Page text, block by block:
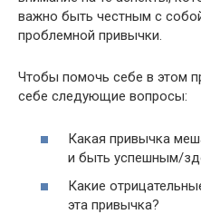
важно быть честным с
проблемной привычки.
Чтобы помочь себе в этом
себе следующие вопросы:
Какая привычка
и быть успешным/
Какие
эта привычка?